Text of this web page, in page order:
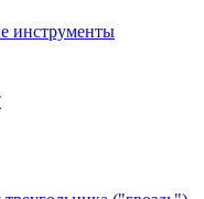
инструменты